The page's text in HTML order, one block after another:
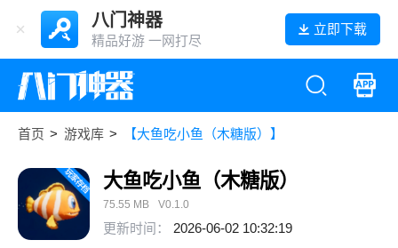
八门神器
精品好游 一网打尽
立即下载
首页 > 游戏库 > 【大鱼吃小鱼（木糖版）】
大鱼吃小鱼（木糖版）
75.55 MB V0.1.0
更新时间： 2026-06-02 10:32:19